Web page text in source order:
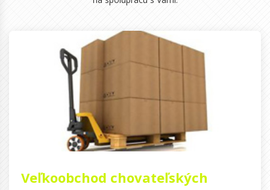
Veľkoobchod chovateľských